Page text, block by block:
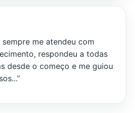
sempre me atendeu com
respondeu a todas
desde o começo e me guiou